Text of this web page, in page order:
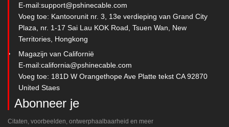
E-mail:support@pshinecable.com
Voeg toe: Kantoorunit nr. 3, 13e verdieping van Grand City
Plaza, nr. 1-17 Sai Lau KOK Road, Tsuen Wan, New
Territories, Hongkong
Magazijn van Californië
E-mail:california@pshinecable.com
Voeg toe: 181D W Orangethope Ave Platte tekst CA 92870
United Staes
Abonneer je
Citaten, voorbeelden, ontwerphaalbaarheid en meer